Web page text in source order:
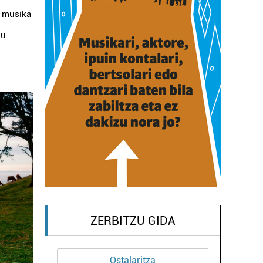
musika
ZERBITZU GIDA
Ostalaritza